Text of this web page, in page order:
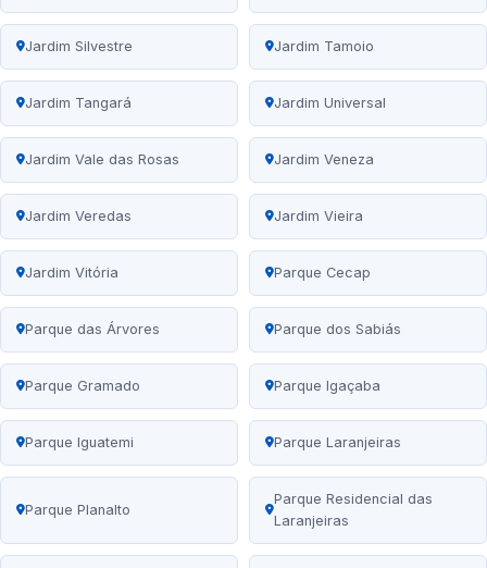
Jardim Silvestre Jardim Tamoio
Jardim Tangará Jardim Universal
Jardim Vale das Rosas Jardim Veneza
Jardim Veredas Jardim Vieira
Jardim Vitória Parque Cecap
Parque das Árvores Parque dos Sabiás
Parque Gramado Parque Igaçaba
Parque Iguatemi Parque Laranjeiras
Parque Planalto
Parque Residencial das
Laranjeiras